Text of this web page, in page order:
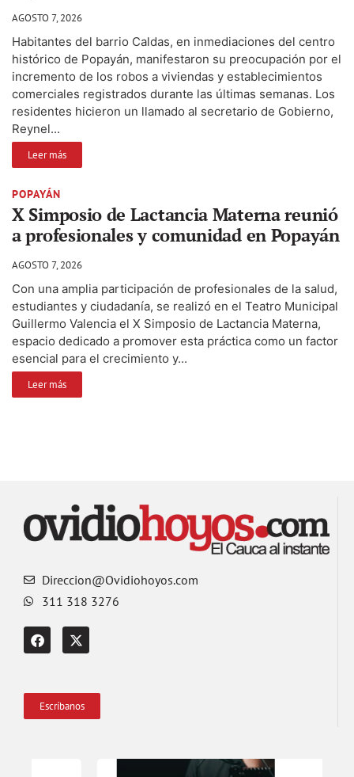
AGOSTO 7, 2026
Habitantes del barrio Caldas, en inmediaciones del centro
histórico de Popayán, manifestaron su preocupación por el
incremento de los robos a viviendas y establecimientos
comerciales registrados durante las últimas semanas. Los
residentes hicieron un llamado al secretario de Gobierno,
Reynel...
Leer más
POPAYÁN
X Simposio de Lactancia Materna reunió
a profesionales y comunidad en Popayán
AGOSTO 7, 2026
Con una amplia participación de profesionales de la salud,
estudiantes y ciudadanía, se realizó en el Teatro Municipal
Guillermo Valencia el X Simposio de Lactancia Materna,
espacio dedicado a promover esta práctica como un factor
esencial para el crecimiento y...
Leer más
Direccion@Ovidiohoyos.com
311 318 3276
Escríbanos